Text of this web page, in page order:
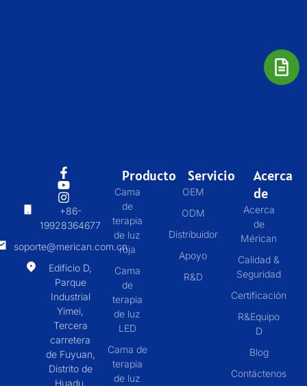
+86-
19928364677
soporte@merican.com.cn
Edificio D,
Parque
Industrial
Yimei,
Tercera
carretera
de Fuyuan,
Distrito de
Huadu,
Producto
Cama
de
terapia
de luz
roja
Cama
de
terapia
de luz
LED
Cama de
terapia
de luz
Servicio
OEM
ODM
Distribuidor
Apoyo
R&D
Acerca
de
Acerca
de
Mérican
Calidad &
Seguridad
Certificación
R&Equipo
D
Blog
Contáctenos